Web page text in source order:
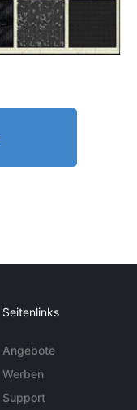
Seitenlinks
Angebote
Werben
Support